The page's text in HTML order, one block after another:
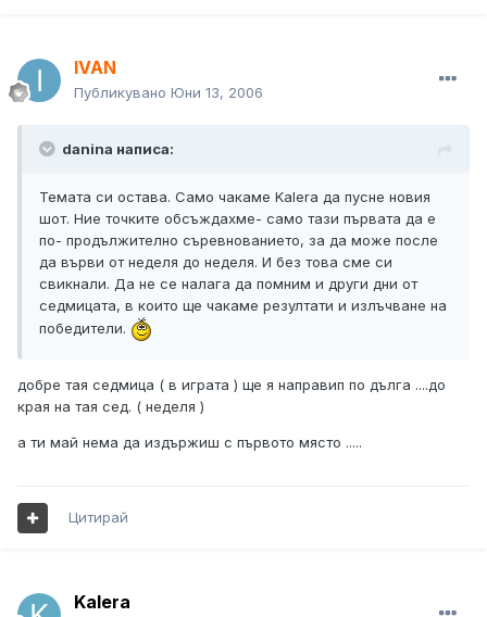
IVAN
Публикувано Юни 13, 2006
danina написа:
Темата си остава. Само чакаме Kalera да пусне новия
шот. Ние точките обсъждахме- само тази първата да е
по- продължително съревнованието, за да може после
да върви от неделя до неделя. И без това сме си
свикнали. Да не се налага да помним и други дни от
седмицата, в които ще чакаме резултати и излъчване на
победители.
добре тая седмица ( в играта ) ще я направип по дълга ....до
края на тая сед. ( неделя )
а ти май нема да издържиш с първото място .....
Цитирай
Kalera